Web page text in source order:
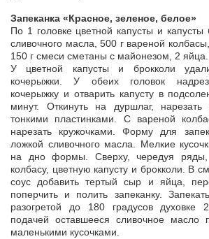
Запеканка «Красное, зеленое, белое»
По 1 головке цветной капусты и капусты
сливочного масла, 500 г вареной
150 г смеси сметаны с майонезом, 2 яйца.
У цветной капусты и брокколи
кочерыжки. У обеих головок
кочерыжку и отварить капусту в
минут. Откинуть на дуршлаг,
тонкими пластинками. С вареной
нарезать кружочками. Форму для
ложкой сливочного масла. Мелкие
на дно формы. Сверху, чередуя ряды,
колбасу, цветную капусту и брокколи. В
соус добавить тертый сыр и яйца,
поперчить и полить запеканку.
разогретой до 180 градусов духовке
подачей оставшееся сливочное масло
маленькими кусочками.